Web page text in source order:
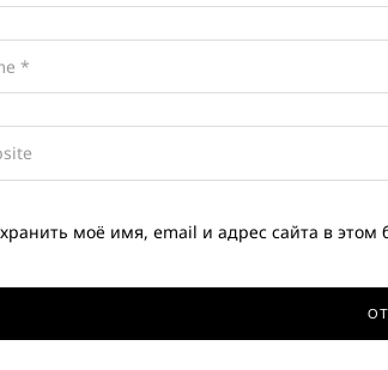
моё имя, email и адрес сайта в